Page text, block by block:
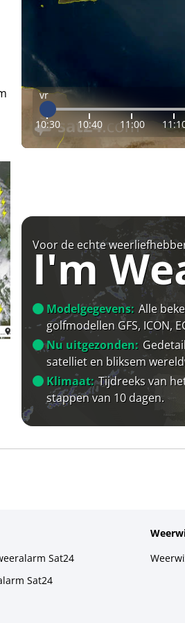
vr
10:30 10:40 11:00
Voor de echte
I'm
Modelgegevens: Alle
golfmodellen GFS, ICON,
Nu uitgezonden:
satelliet en bliksem
Klimaat: Tijdreeks van
stappen van 10 dagen.
Sat24
Sat24